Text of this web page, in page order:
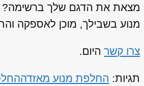
מצאת את הדגם שלך ברשימה?
מנוע בשבילך, מוכן לאספקה
צרו קשר היום.
תגיות: החלפת מנוע מאזדה